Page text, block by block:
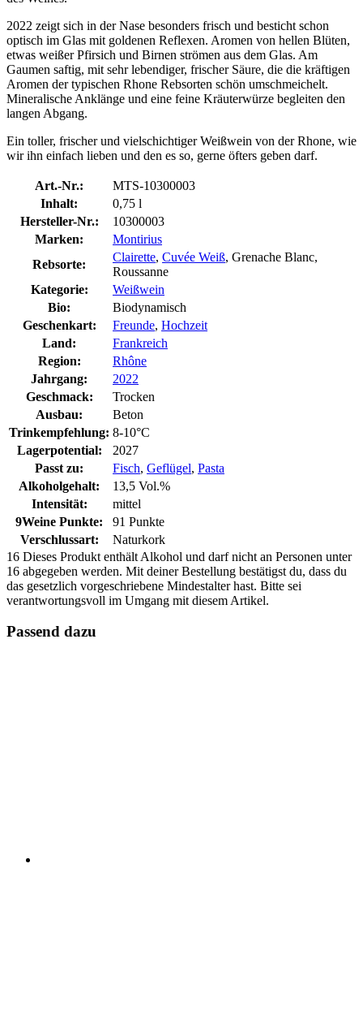
2022 zeigt sich in der Nase besonders frisch und besticht schon
optisch im Glas mit goldenen Reflexen. Aromen von hellen Blüten,
etwas weißer Pfirsich und Birnen strömen aus dem Glas. Am
Gaumen saftig, mit sehr lebendiger, frischer Säure, die die kräftigen
Aromen der typischen Rhone Rebsorten schön umschmeichelt.
Mineralische Anklänge und eine feine Kräuterwürze begleiten den
langen Abgang.
Ein toller, frischer und vielschichtiger Weißwein von der Rhone, wie
wir ihn einfach lieben und den es so, gerne öfters geben darf.
Art.-Nr.:
MTS-10300003
Inhalt:
0,75 l
Hersteller-Nr.:
10300003
Marken:
Montirius
Rebsorte:
Clairette, Cuvée Weiß, Grenache Blanc,
Roussanne
Kategorie:
Weißwein
Bio:
Biodynamisch
Geschenkart:
Freunde, Hochzeit
Land:
Frankreich
Region:
Rhône
Jahrgang:
2022
Geschmack:
Trocken
Ausbau:
Beton
Trinkempfehlung: 8-10°C
Lagerpotential:
2027
Passt zu:
Fisch, Geflügel, Pasta
Alkoholgehalt:
13,5 Vol.%
Intensität:
mittel
9Weine Punkte:
91 Punkte
Verschlussart:
Naturkork
16 Dieses Produkt enthält Alkohol und darf nicht an Personen unter
16 abgegeben werden. Mit deiner Bestellung bestätigst du, dass du
das gesetzlich vorgeschriebene Mindestalter hast. Bitte sei
verantwortungsvoll im Umgang mit diesem Artikel.
Passend dazu